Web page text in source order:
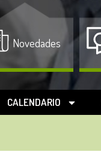
Novedades
CALENDARIO